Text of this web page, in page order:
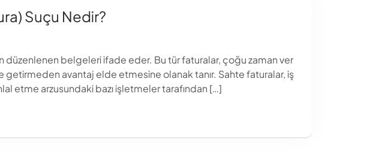
Suçu Nedir?
düzenlenen belgeleri ifade eder. Bu tür faturalar, çoğu zaman ver
avantaj elde etmesine olanak tanır. Sahte faturalar, iş
etme arzusundaki bazı işletmeler tarafından […]